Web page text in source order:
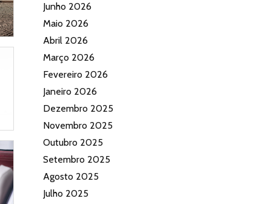
Junho 2026
Maio 2026
Abril 2026
Março 2026
Fevereiro 2026
Janeiro 2026
Dezembro 2025
Novembro 2025
Outubro 2025
Setembro 2025
Agosto 2025
Julho 2025